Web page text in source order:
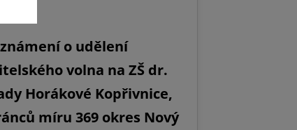
o udělení
volna na ZŠ dr.
Horákové Kopřivnice,
míru 369 okres Nový